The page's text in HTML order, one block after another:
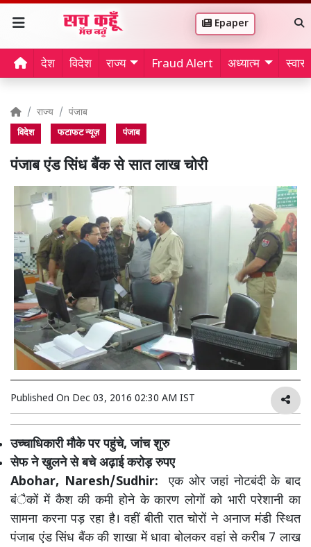
Epaper
देश विदेश राज्य Fraud Alert अध्यात्म
राज्य पंजाब
विदेश फटाफट न्यूज़ पंजाब
पंजाब एंड सिंध बैंक से सात लाख चोरी
Published On Dec 03, 2016 02:30 AM IST
उच्चाधिकारी मौके पर पहुंचे, जांच शुरु
सेफ ने खुलने से बचे अढ़ाई करोड़ रुपए
Abohar, Naresh/Sudhir:
एक ओर जहां नोटबंदी के बाद
बंैकों में कैश की कमी होने के कारण लोगों को भारी परेशानी का
सामना करना पड़ रहा है। वहीं बीती रात चोरों ने अनाज मंडी स्थित
पंजाब एंड सिंध बैंक की शाखा में धावा बोलकर वहां से करीब 7 लाख